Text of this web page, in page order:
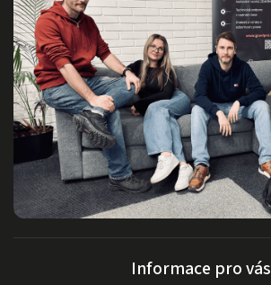
Informace pro vás